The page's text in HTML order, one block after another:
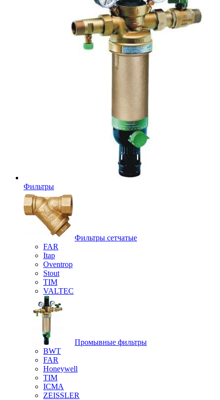
Фильтры
Фильтры сетчатые
FAR
Itap
Oventrop
Stout
TIM
VALTEC
Промывные фильтры
BWT
FAR
Honeywell
TIM
ICMA
ZEISSLER